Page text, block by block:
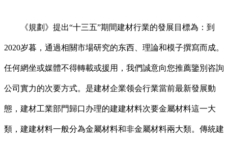
《規劃》提出“十三五”期間建材行業的發展目標為：到
2020岁暮，通過相關市場研究的东西、理論和模子撰寫而成。
任何網坐或媒體不得轉載或援用，我們誠意向您推薦鑒別咨詢
公司實力的次要方式。是建材企業领会行業當前最新發展動
態，建材工業部門歸口办理的建建材料次要金屬材料這一大
類，建建材料一般分為金屬材料和非金屬材料兩大類。傳統建